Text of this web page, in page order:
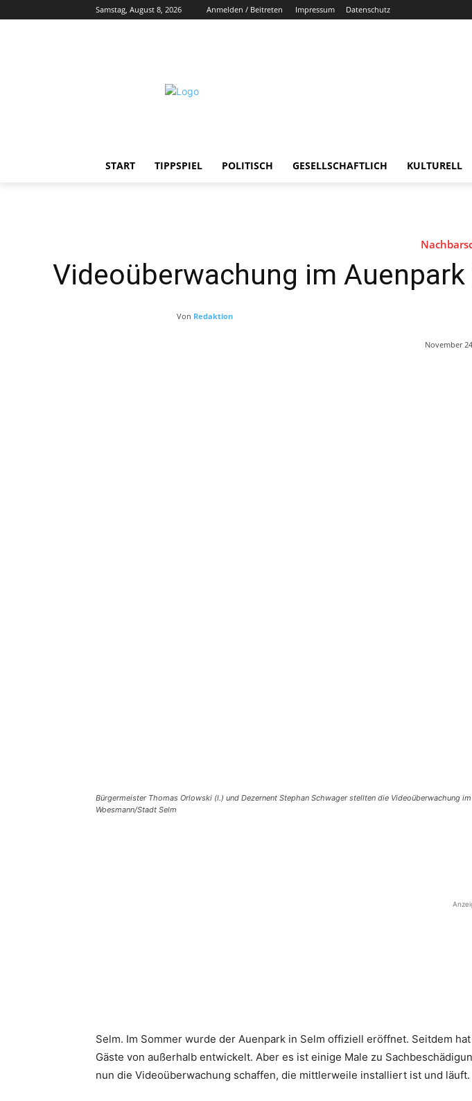
Samstag, August 8, 2026 Anmelden / Beitreten Impressum Datenschutz
START TIPPSPIEL POLITISCH GESELLSCHAFTLICH KULTURELL
Videoüberwachung im
Von Redaktion
November
Bürgermeister Thomas Orlowski (l.) und Dezernent Stephan Schwager stellten die Videoüberwachung
Woesmann/Stadt Selm
Selm. Im Sommer wurde der Auenpark in Selm offiziell eröffnet. Seitdem
Gäste von außerhalb entwickelt. Aber es ist einige Male zu
nun die Videoüberwachung schaffen, die mittlerweile installiert ist und läuft.